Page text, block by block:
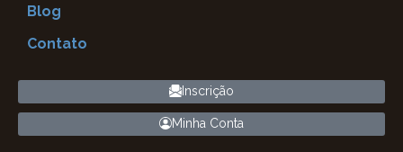
Blog
Contato
Inscrição
Minha Conta